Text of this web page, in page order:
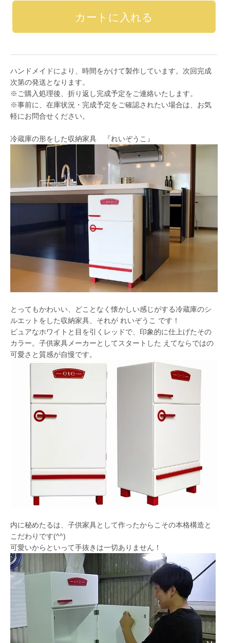
ハンドメイドにより、時間をかけて製作しています。次回完成
次第の発送となります。
※ご購入処理後、折り返し完成予定をご連絡いたします。
※事前に、在庫状況・完成予定をご確認されたい場合は、お気
軽にお問合せください。
冷蔵庫の形をした収納家具 『れいぞうこ』
とってもかわいい、どことなく懐かしい感じがする冷蔵庫のシ
ルエットをした収納家具、それが れいぞうこ です！
ピュアなホワイトと目を引くレッドで、印象的に仕上げたその
カラー。子供家具メーカーとしてスタートした えてならではの
可愛さと質感が自慢です。
内に秘めたるは、子供家具として作ったからこその本格構造と
こだわりです(^^)
可愛いからといって手抜きは一切ありません！